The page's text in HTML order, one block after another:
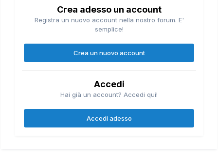
Crea adesso un account
Registra un nuovo account nella nostro forum. E'
semplice!
Crea un nuovo account
Accedi
Hai già un account? Accedi qui!
Accedi adesso